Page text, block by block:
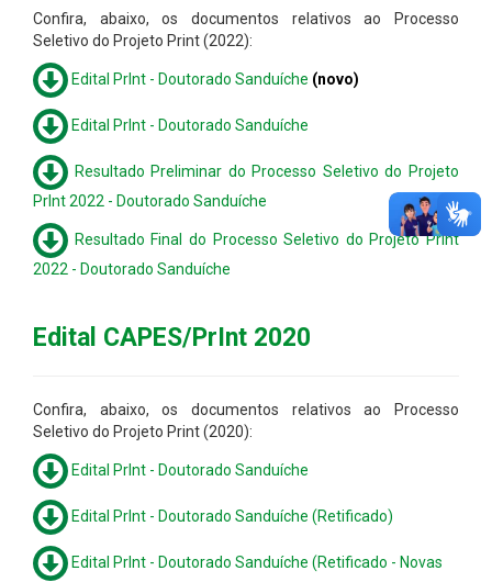
Confira, abaixo, os documentos relativos ao Processo
Seletivo do Projeto Print (2022):
Edital PrInt - Doutorado Sanduíche (novo)
Edital PrInt - Doutorado Sanduíche
Resultado Preliminar do Processo Seletivo do Projeto
PrInt 2022 - Doutorado Sanduíche
Resultado Final do Processo Seletivo do Projeto PrInt
2022 - Doutorado Sanduíche
Edital CAPES/PrInt 2020
Confira, abaixo, os documentos relativos ao Processo
Seletivo do Projeto Print (2020):
Edital PrInt - Doutorado Sanduíche
Edital PrInt - Doutorado Sanduíche (Retificado)
Edital PrInt - Doutorado Sanduíche (Retificado - Novas